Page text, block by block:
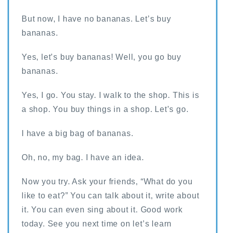
But now, I have no bananas. Let’s buy
bananas.
Yes, let’s buy bananas! Well, you go buy
bananas.
Yes, I go. You stay. I walk to the shop. This is
a shop. You buy things in a shop. Let’s go.
I have a big bag of bananas.
Oh, no, my bag. I have an idea.
Now you try. Ask your friends, “What do you
like to eat?” You can talk about it, write about
it. You can even sing about it. Good work
today. See you next time on let’s learn